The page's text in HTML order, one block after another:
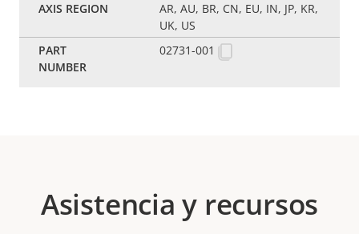
AR, AU, BR, CN, EU, IN, JP, KR,
UK, US
02731-001
Asistencia y recursos